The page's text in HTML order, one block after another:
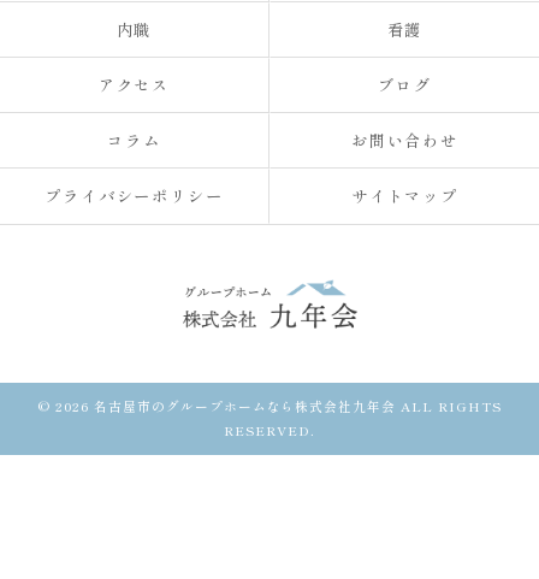
内職 看護
アクセス ブログ
コラム お問い合わせ
プライバシーポリシー サイトマップ
© 2026 名古屋市のグループホームなら株式会社九年会 ALL RIGHTS
RESERVED.